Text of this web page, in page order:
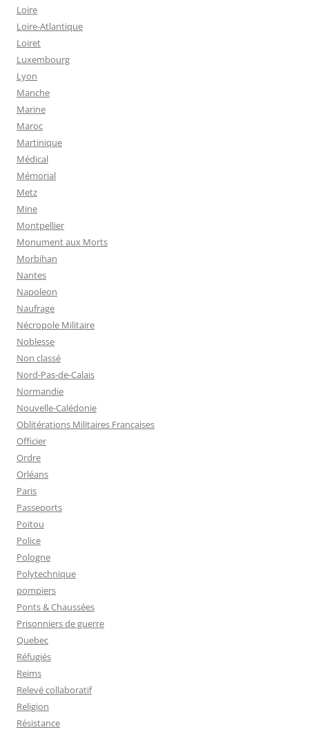
Loire
Loire-Atlantique
Loiret
Luxembourg
Lyon
Manche
Marine
Maroc
Martinique
Médical
Mémorial
Metz
Mine
Montpellier
Monument aux Morts
Morbihan
Nantes
Napoleon
Naufrage
Nécropole Militaire
Noblesse
Non classé
Nord-Pas-de-Calais
Normandie
Nouvelle-Calédonie
Oblitérations Militaires Françaises
Officier
Ordre
Orléans
Paris
Passeports
Poitou
Police
Pologne
Polytechnique
pompiers
Ponts & Chaussées
Prisonniers de guerre
Quebec
Réfugiés
Reims
Relevé collaboratif
Religion
Résistance